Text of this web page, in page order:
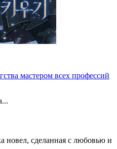
мастером всех профессий
новел, сделанная с любовью и